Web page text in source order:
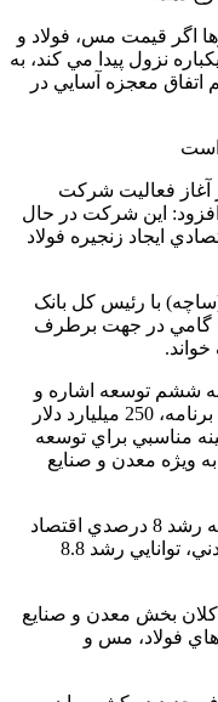
اگر قيمت مس، فولاد و
نزول پيدا مي کند، به
اتفاق معجزه آسايي در
است
آغاز فعاليت شرکت
افزود: اين شرکت در حال
ايجاد زنجيره فولاد
(ساچه) با رئيس کل بانک
گامي در جهت برطرف
ششم توسعه اشاره و
تصريح کرد: ايران قرار است در طول اين برنامه، 250 ميليارد دلار
مناسبي براي توسعه
به ويژه معدن و صنايع
وي يکي از اهداف اين برنامه را دستيابي به رشد 8 درصدي اقتصاد
ذکر کرد و گفت: بخش معدن و صنايع معدني، توانايي رشد 8.8
بخش معدن و صنايع
حوزه هاي فولاد، مس و